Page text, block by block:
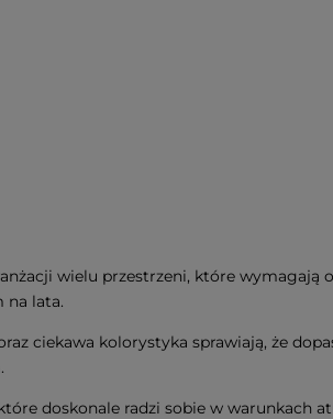
wielu przestrzeni, które
na lata.
ciekawa kolorystyka sprawiają, że
doskonale radzi sobie w warunkach